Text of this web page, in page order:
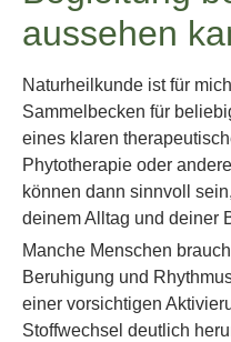
aussehen
Naturheilkunde ist für
Sammelbecken für
eines klaren
Phytotherapie oder
können dann sinnvoll
deinem Alltag und deiner
Manche Menschen
Beruhigung und
einer vorsichtigen
Stoffwechsel deutlich